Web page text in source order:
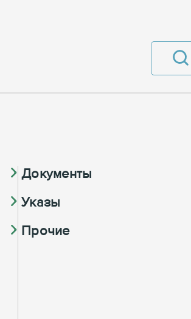
Документы
Указы
Прочие